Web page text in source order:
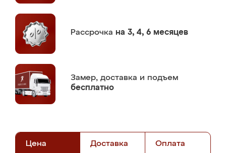
Рассрочка на 3, 4, 6 месяцев
Замер, доставка и подъем
бесплатно
Цена Доставка Оплата